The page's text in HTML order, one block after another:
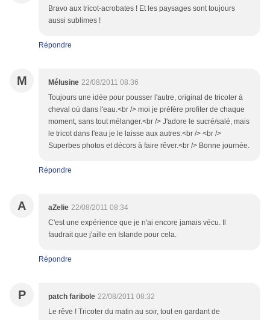
Bravo aux tricot-acrobates ! Et les paysages sont toujours
aussi sublimes !
Répondre
M Mélusine 22/08/2011 08:36
Toujours une idée pour pousser l'autre, original de tricoter à
cheval où dans l'eau.<br /> moi je préfère profiter de chaque
moment, sans tout mélanger.<br /> J'adore le sucré/salé, mais
le tricot dans l'eau je le laisse aux autres.<br /> <br />
Superbes photos et décors à faire rêver.<br /> Bonne journée.
Répondre
A aZelie 22/08/2011 08:34
C'est une expérience que je n'ai encore jamais vécu. Il
faudrait que j'aille en Islande pour cela.
Répondre
P patch faribole 22/08/2011 08:32
Le rêve ! Tricoter du matin au soir, tout en gardant de